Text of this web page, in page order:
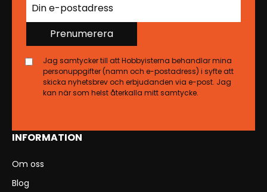
INFORMATION
Om oss
Blog
Prenumerera
Jag samtycker till att Hobbyisterna behandlar mina
personuppgifter (namn och e-postadress) i syfte att
skicka nyhetsbrev och erbjudanden via e-post. Jag
kan när som helst återkalla mitt samtycke.